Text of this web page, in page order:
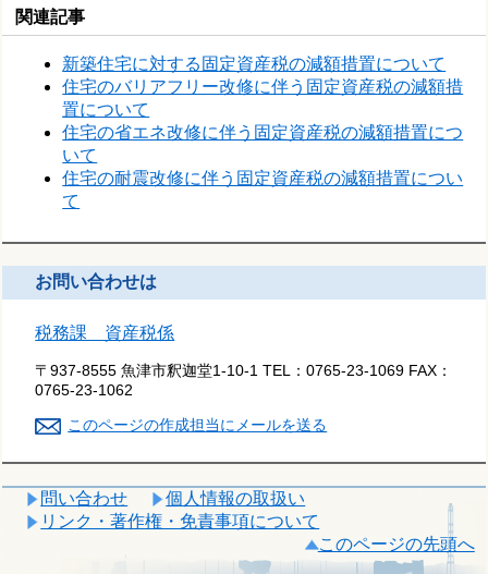
関連記事
新築住宅に対する固定資産税の減額措置について
住宅のバリアフリー改修に伴う固定資産税の減額措
置について
住宅の省エネ改修に伴う固定資産税の減額措置につ
いて
住宅の耐震改修に伴う固定資産税の減額措置につい
て
お問い合わせは
税務課 資産税係
〒937-8555 魚津市釈迦堂1-10-1 TEL：0765-23-1069 FAX：
0765-23-1062
このページの作成担当にメールを送る
問い合わせ
個人情報の取扱い
リンク・著作権・免責事項について
このページの先頭へ